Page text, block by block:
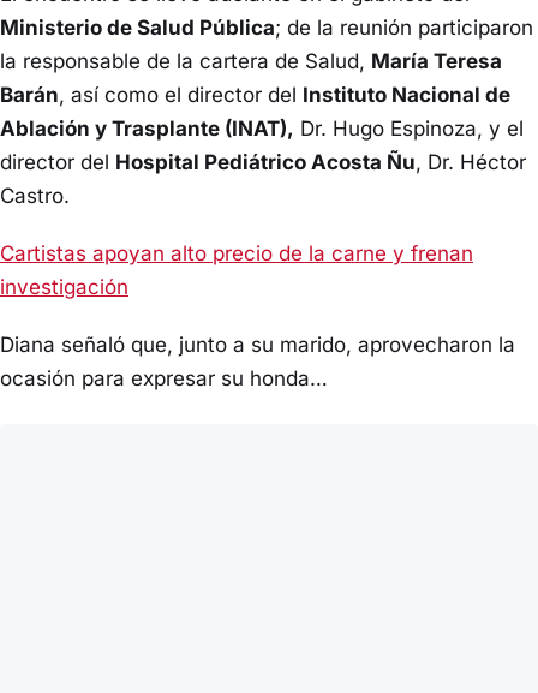
Ministerio de Salud Pública; de la reunión participaron
la responsable de la cartera de Salud, María Teresa
Barán, así como el director del Instituto Nacional de
Ablación y Trasplante (INAT), Dr. Hugo Espinoza, y el
director del Hospital Pediátrico Acosta Ñu, Dr. Héctor
Castro.
Cartistas apoyan alto precio de la carne y frenan
investigación
Diana señaló que, junto a su marido, aprovecharon la
ocasión para expresar su honda…